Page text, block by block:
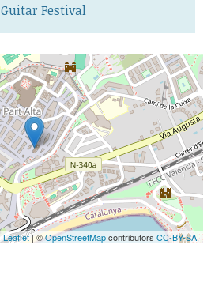
Festival
Leaflet| ©OpenStreetMapcontributors CC-BY-SA,